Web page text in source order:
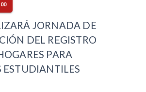
JORNADA DE
DEL REGISTRO
PARA
ESTUDIANTILES